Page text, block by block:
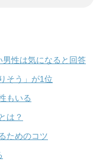
性は気になると回答
そう」が1位
もいる
は？
ためのコツ